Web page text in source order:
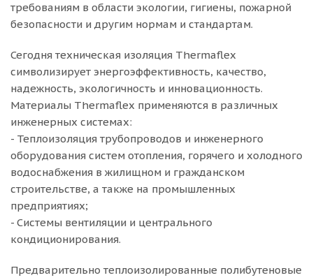
требованиям в области экологии, гигиены, пожарной
безопасности и другим нормам и стандартам.
Сегодня техническая изоляция Thermaflex
символизирует энергоэффективность, качество,
надежность, экологичность и инновационность.
Материалы Thermaflex применяются в различных
инженерных системах:
- Теплоизоляция трубопроводов и инженерного
оборудования систем отопления, горячего и холодного
водоснабжения в жилищном и гражданском
строительстве, а также на промышленных
предприятиях;
- Системы вентиляции и центрального
кондиционирования.
Предварительно теплоизолированные полибутеновые